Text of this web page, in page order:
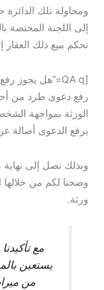
ومحاولة تلك الدائرة
إلى اللجنة المختصة
تحكم ببيع ذلك العقار
الورثة بمواجهة
يرفع الدعوى أصالة
وبذلك نصل إلى نهاية
وضحنا لكم من
ورثة.
مع
يستعين
من